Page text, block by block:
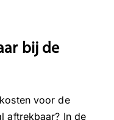
bij de
voor de
aftrekbaar? In de